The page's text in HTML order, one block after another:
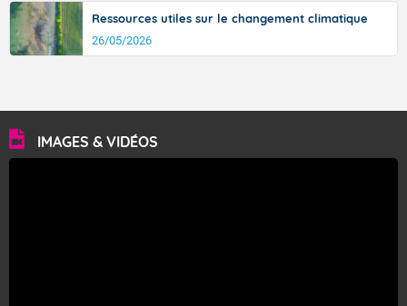
Ressources utiles sur le changement climatique
26/05/2026
IMAGES & VIDÉOS